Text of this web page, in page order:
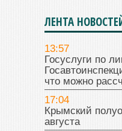
ЛЕНТА
13:57
Госуслуги по
что можно
17:04
Крымский
августа